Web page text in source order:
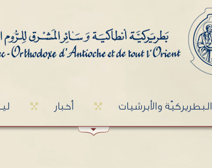
أخبار البطريركيّة والأبرشيات